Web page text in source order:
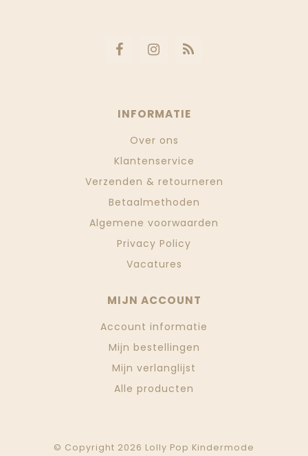
INFORMATIE
Over ons
Klantenservice
Verzenden & retourneren
Betaalmethoden
Algemene voorwaarden
Privacy Policy
Vacatures
MIJN ACCOUNT
Account informatie
Mijn bestellingen
Mijn verlanglijst
Alle producten
© Copyright 2026 Lolly Pop Kindermode